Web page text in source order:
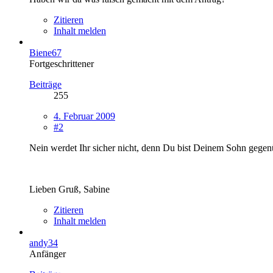
Zitieren
Inhalt melden
Biene67
Fortgeschrittener
Beiträge
255
4. Februar 2009
#2
Nein werdet Ihr sicher nicht, denn Du bist Deinem Sohn
Lieben Gruß, Sabine
Zitieren
Inhalt melden
andy34
Anfänger